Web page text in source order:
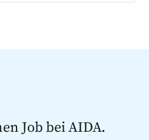
Job bei AIDA.